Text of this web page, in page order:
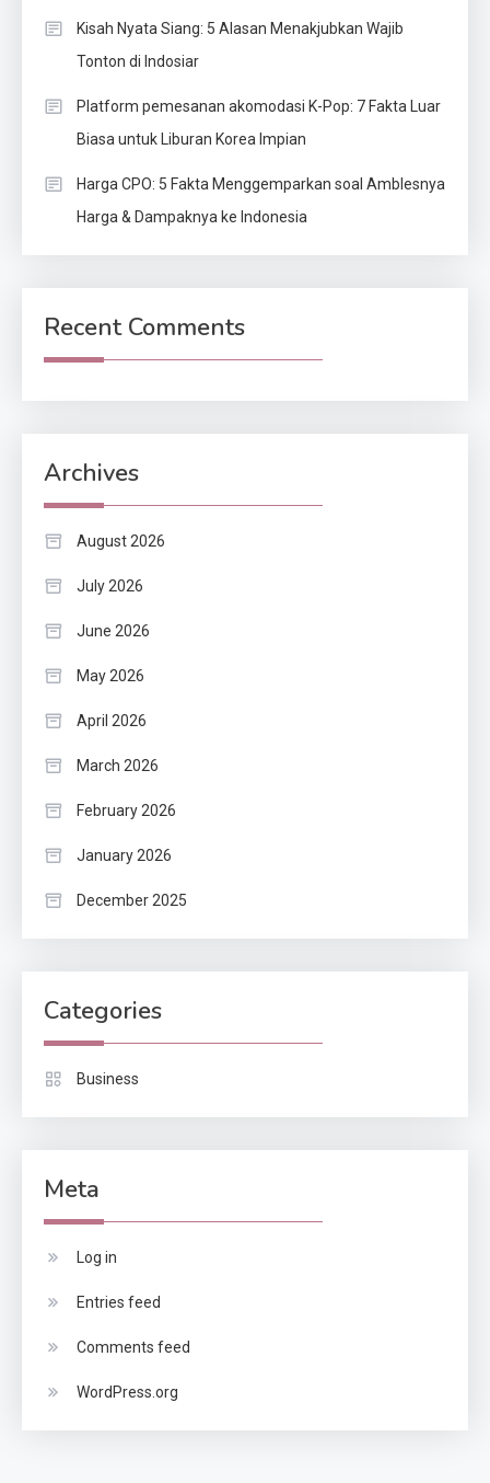
Kisah Nyata Siang: 5 Alasan Menakjubkan Wajib
Tonton di Indosiar
Platform pemesanan akomodasi K-Pop: 7 Fakta Luar
Biasa untuk Liburan Korea Impian
Harga CPO: 5 Fakta Menggemparkan soal Amblesnya
Harga & Dampaknya ke Indonesia
Recent Comments
Archives
August 2026
July 2026
June 2026
May 2026
April 2026
March 2026
February 2026
January 2026
December 2025
Categories
Business
Meta
Log in
Entries feed
Comments feed
WordPress.org